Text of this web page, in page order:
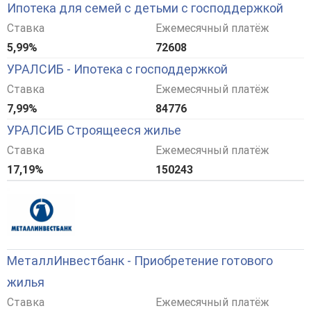
Ипотека для семей с детьми с господдержкой
Ставка
5,99%
Ежемесячный платёж
72608
УРАЛСИБ - Ипотека с господдержкой
Ставка
7,99%
Ежемесячный платёж
84776
УРАЛСИБ Строящееся жилье
Ставка
17,19%
Ежемесячный платёж
150243
МеталлИнвестбанк - Приобретение готового
жилья
Ставка
Ежемесячный платёж